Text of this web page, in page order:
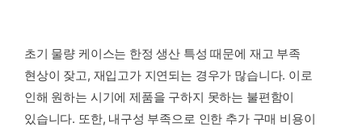
초기 물량 케이스는 한정 생산 특성 때문에 재고 부족
현상이 잦고, 재입고가 지연되는 경우가 많습니다. 이로
인해 원하는 시기에 제품을 구하지 못하는 불편함이
있습니다. 또한, 내구성 부족으로 인한 추가 구매 비용이